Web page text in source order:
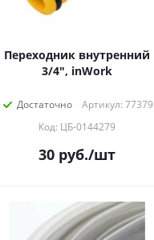
Переходник внутренний
3/4", inWork
Достаточно
Артикул: 77379
Код: ЦБ-0144279
30руб./шт